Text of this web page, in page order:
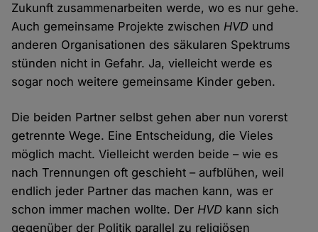
Zukunft zusammenarbeiten werde, wo es nur gehe.
Auch gemeinsame Projekte zwischenHVD und
anderen Organisationen des säkularen Spektrums
stünden nicht in Gefahr. Ja, vielleicht werde es
sogar noch weitere gemeinsame Kinder geben.
Die beiden Partner selbst gehen aber nun vorerst
getrennte Wege. Eine Entscheidung, die Vieles
möglich macht. Vielleicht werden beide – wie es
nach Trennungen oft geschieht – aufblühen, weil
endlich jeder Partner das machen kann, was er
schon immer machen wollte. DerHVD kann sich
gegenüber der Politik parallel zu religiösen